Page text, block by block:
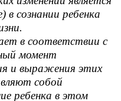
в сознании ребенка
в соответствии с
момент
и выражения этих
собой
ребенка в этом